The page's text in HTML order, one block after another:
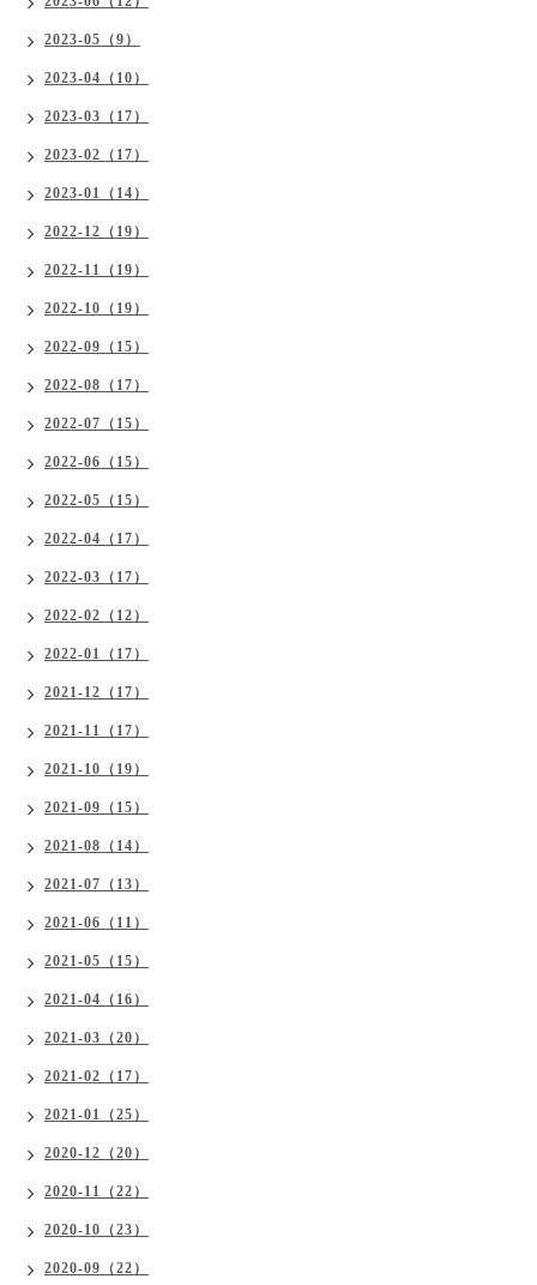
2023-05（9）
2023-04（10）
2023-03（17）
2023-02（17）
2023-01（14）
2022-12（19）
2022-11（19）
2022-10（19）
2022-09（15）
2022-08（17）
2022-07（15）
2022-06（15）
2022-05（15）
2022-04（17）
2022-03（17）
2022-02（12）
2022-01（17）
2021-12（17）
2021-11（17）
2021-10（19）
2021-09（15）
2021-08（14）
2021-07（13）
2021-06（11）
2021-05（15）
2021-04（16）
2021-03（20）
2021-02（17）
2021-01（25）
2020-12（20）
2020-11（22）
2020-10（23）
2020-09（22）